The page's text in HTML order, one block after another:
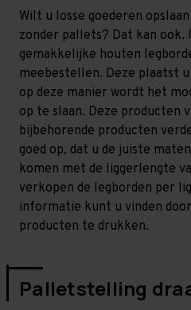
Wilt u losse goederen
zonder pallets? Dat kan ook.
gemakkelijke houten
meebestellen. Deze plaatst
op deze manier wordt het
op te slaan. Deze producten
bijbehorende producten
goed op, dat u de juiste
komen met de liggerlengte
verkopen de legborden per
informatie kunt u vinden
producten te drukken.
Palletstelling